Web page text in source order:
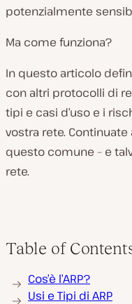
potenzialmente
Ma come funziona?
In questo articolo
con altri protocolli di
tipi e casi d’uso e i
vostra rete.
questo comune – e
rete.
Table of
Cos’è l’ARP?
Usi e Tipi di ARP